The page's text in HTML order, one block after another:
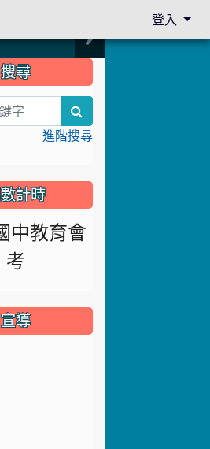
午14:30至
搜尋
進階搜尋
計時
中教育會
考
宣導
登入